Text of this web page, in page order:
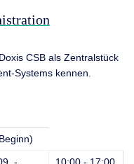
CSB als Zentralstück
Systems kennen.
- 10:00 - 17:00